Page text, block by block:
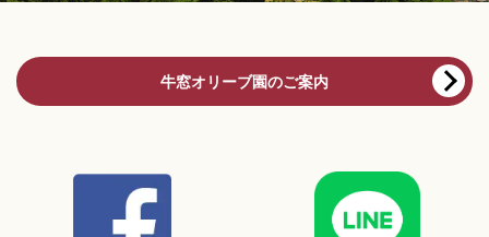
牛窓オリーブ園のご案内